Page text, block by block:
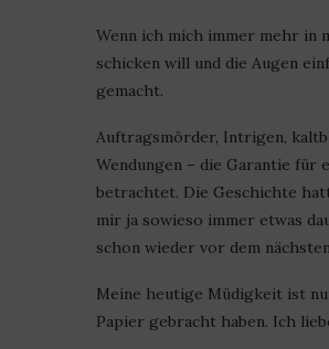
Wenn ich mich immer mehr in
schicken will und die Augen
gemacht.
Auftragsmörder, Intrigen,
Wendungen – die Garantie für
betrachtet. Die Geschichte
mir ja sowieso immer etwas
schon wieder vor dem
Meine heutige Müdigkeit ist
Papier gebracht haben. Ich